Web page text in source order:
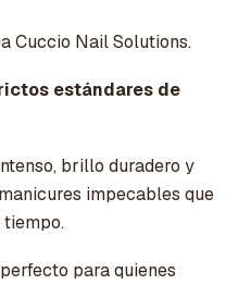
Cuccio Nail Solutions.
estándares de
brillo duradero y
impecables que
tiempo.
para quienes